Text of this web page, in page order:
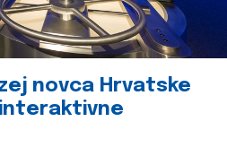
novca Hrvatske